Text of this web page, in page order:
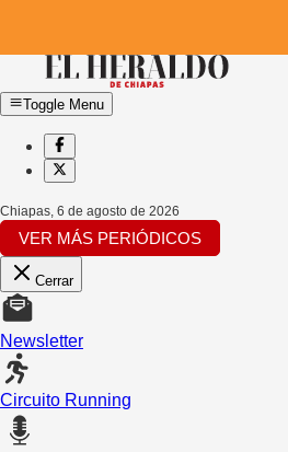
Toggle Menu
Chiapas, 6 de agosto de 2026
VER MÁS PERIÓDICOS
Cerrar
Newsletter
Circuito Running